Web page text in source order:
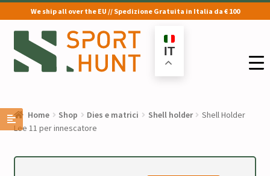
We ship all over the EU // Spedizione Gratuita in Italia da € 100
Vai
alla
navigazione
Vai
al
contenuto
IT
Home Shop Dies e matrici Shell holder
Shell Holder
Lee 11 per innescatore